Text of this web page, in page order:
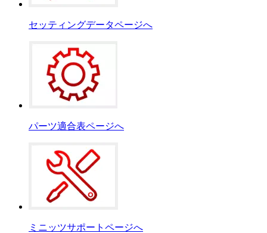
セッティングデータページへ
パーツ適合表ページへ
ミニッツサポートページへ